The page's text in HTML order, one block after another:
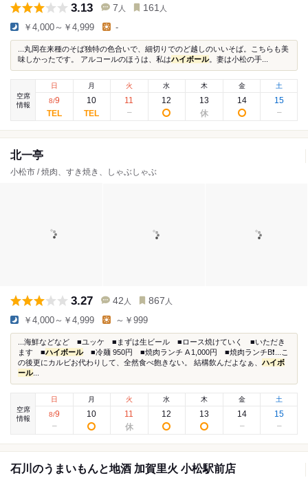
3.13 7 人 161 人
￥4,000～￥4,999 -
...丸岡在来種のそば独特の色合いで、細切りでのど越しのいいそば。こちらも美
味しかったです。 アルコールのほうは、私はハイボール。妻は小松の手...
空席
情報
日
8/9
月
10
火
11
水
12
木
13
金
14
土
15
北一亭
小松市 / 焼肉、すき焼き、しゃぶしゃぶ
3.27 42 人 867 人
￥4,000～￥4,999 ～￥999
...海鮮などなど ■ユッケ ■まずは生ビール ■ロース焼けていく ■いただき
ます ■ハイボール■冷麺 950円 ■焼肉ランチ A 1,000円 ■焼肉ランチB❗️...こ
の後更にカルビお代わりして、全然食べ飽きない。 結構飲んだよなぁ、 ハイボ
ール...
空席
情報
日
8/9
月
10
火
11
水
12
木
13
金
14
土
15
石川のうまいもんと地酒 加賀里火 小松駅前店